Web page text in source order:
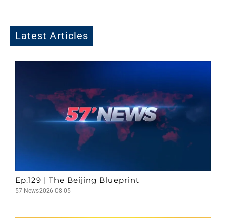
Latest Articles
Ep.129 | The Beijing Blueprint
57 News2026-08-05